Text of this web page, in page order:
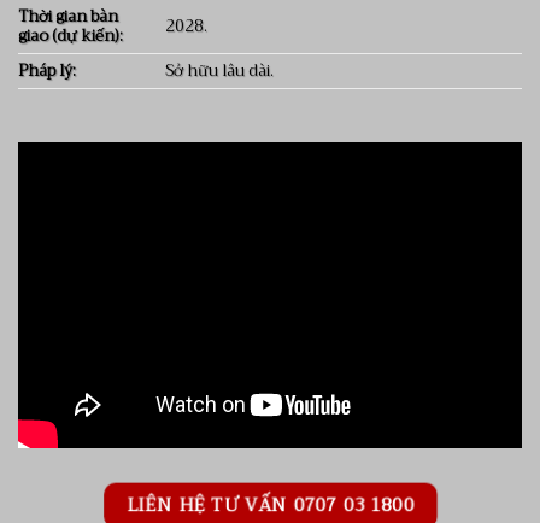
Thời gian bàn
giao (dự kiến):
2028.
Pháp lý:
Sở hữu lâu dài.
LIÊN HỆ TƯ VẤN 0707 03 1800